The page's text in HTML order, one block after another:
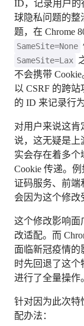
ID，记录用户的
球隐私问题的整
题，在 Chrome
SameSite=None
SameSite=Lax
不会携带
以 CSRF 的跨
的 ID 来记录行为
对用户来说这肯
说，这无疑是上
实会存在着多个
Cookie 传递。
证码服务、前端
会因为这个修改
这个修改影响面
改适配。而
面临新冠疫情的
时先回退了这个
进行了全量操作
针对因为此次特
配办法：